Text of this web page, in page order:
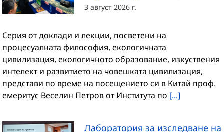
3 август 2026 г.
Серия от доклади и лекции, посветени на
процесуалната философия, екологичната
цивилизация, екологичното образование, изкуствения
интелект и развитието на човешката цивилизация,
представи по време на посещението си в Китай проф.
емеритус Веселин Петров от Института по [...]
Лаборатория за изследване на